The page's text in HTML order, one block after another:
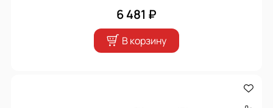
6 481 ₽
В корзину